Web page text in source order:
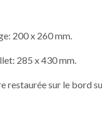
200 x 260 mm.
285 x 430 mm.
restaurée sur le bord